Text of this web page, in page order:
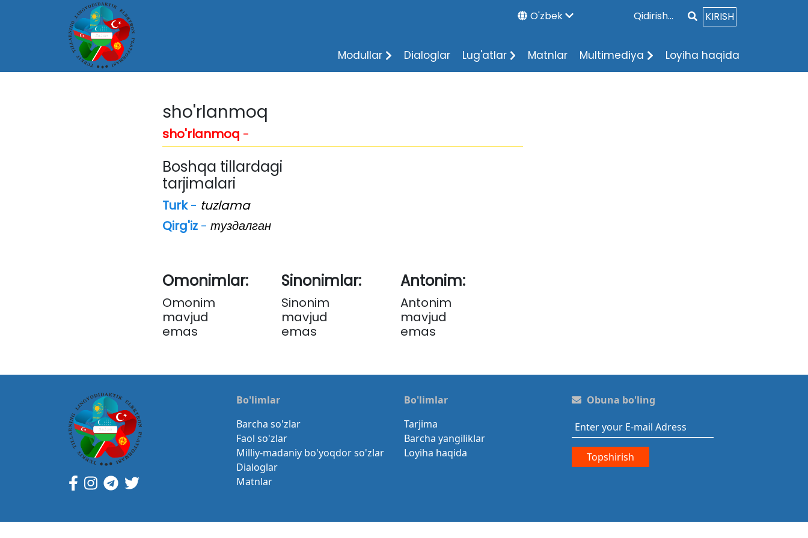
O'zbek KIRISH
Modullar Dialoglar Lug'atlar Matnlar Multimediya Loyiha haqida
sho'rlanmoq
sho'rlanmoq -
Boshqa tillardagi
tarjimalari
Turk- tuzlama
Qirg'iz - туздалган
Omonimlar:
Omonim
mavjud
emas
Sinonimlar:
Sinonim
mavjud
emas
Antonim:
Antonim
mavjud
emas
Bo'limlar
Barcha so'zlar
Faol so'zlar
Milliy-madaniy bo'yoqdor so'zlar
Dialoglar
Matnlar
Bo'limlar
Tarjima
Barcha yangiliklar
Loyiha haqida
Obuna bo'ling
Topshirish